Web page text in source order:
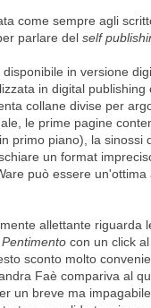
come sempre agli
parlare del self
disponibile in versione
in digital
collane divise per
le prime pagine
primo piano), la
un format
può essere
allettante riguarda
con un click
sconto molto
Faè compariva al
un breve ma